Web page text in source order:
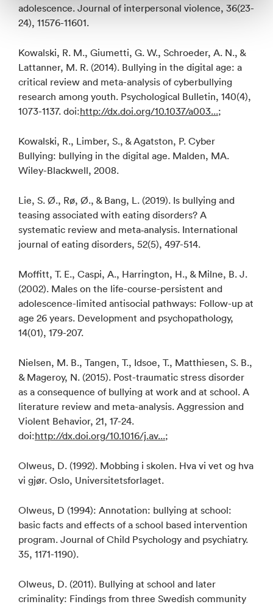
adolescence. Journal of interpersonal violence, 36(23-
24), 11576-11601.
Kowalski, R. M., Giumetti, G. W., Schroeder, A. N., &
Lattanner, M. R. (2014). Bullying in the digital age: a
critical review and meta-analysis of cyberbullying
research among youth. Psychological Bulletin, 140(4),
1073-1137. doi:http://dx.doi.org/10.1037/a003...;
Kowalski, R., Limber, S., & Agatston, P. Cyber
Bullying: bullying in the digital age. Malden, MA.
Wiley-Blackwell, 2008.
Lie, S. Ø., Rø, Ø., & Bang, L. (2019). Is bullying and
teasing associated with eating disorders? A
systematic review and meta‐analysis. International
journal of eating disorders, 52(5), 497-514.
Moffitt, T. E., Caspi, A., Harrington, H., & Milne, B. J.
(2002). Males on the life-course-persistent and
adolescence-limited antisocial pathways: Follow-up at
age 26 years. Development and psychopathology,
14(01), 179-207.
Nielsen, M. B., Tangen, T., Idsoe, T., Matthiesen, S. B.,
& Mageroy, N. (2015). Post-traumatic stress disorder
as a consequence of bullying at work and at school. A
literature review and meta-analysis. Aggression and
Violent Behavior, 21, 17-24.
doi:http://dx.doi.org/10.1016/j.av...;
Olweus, D. (1992). Mobbing i skolen. Hva vi vet og hva
vi gjør. Oslo, Universitetsforlaget.
Olweus, D (1994): Annotation: bullying at school:
basic facts and effects of a school based intervention
program. Journal of Child Psychology and psychiatry.
35, 1171-1190).
Olweus, D. (2011). Bullying at school and later
criminality: Findings from three Swedish community